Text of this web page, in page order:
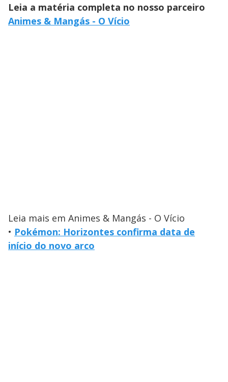
Leia a matéria completa no nosso parceiro
Animes & Mangás - O Vício
Leia mais em Animes & Mangás - O Vício
• Pokémon: Horizontes confirma data de
início do novo arco